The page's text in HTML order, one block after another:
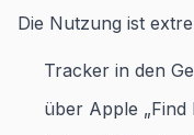
Die Nutzung ist
Tracker in den
über Apple „Find